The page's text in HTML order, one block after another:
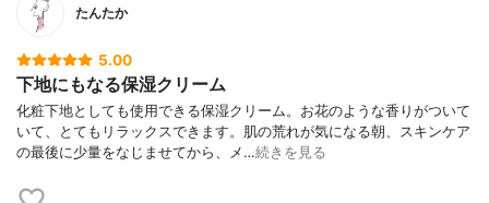
たんたか
5.00
下地にもなる保湿クリーム
化粧下地としても使用できる保湿クリーム。お花のような香りがついて
いて、とてもリラックスできます。肌の荒れが気になる朝、スキンケア
の最後に少量をなじませてから、メ…続きを見る